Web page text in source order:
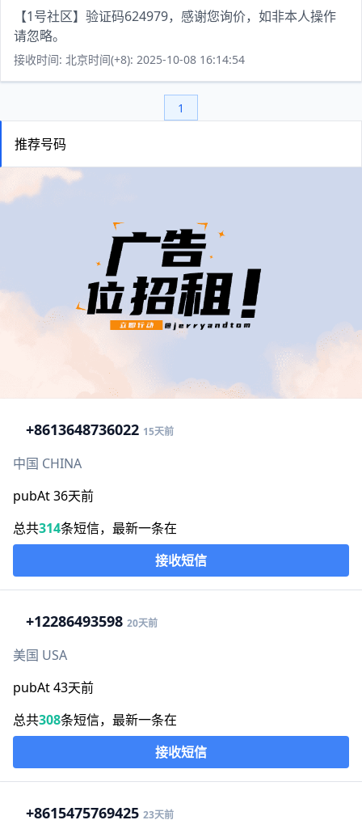
【1号社区】验证码624979，感谢您询价，如非本人操作
请忽略。
接收时间: 北京时间(+8): 2025-10-08 16:14:54
1
推荐号码
+8613648736022 15天前
中国 CHINA
pubAt 36天前
总共314条短信，最新一条在
接收短信
+12286493598 20天前
美国 USA
pubAt 43天前
总共308条短信，最新一条在
接收短信
+8615475769425 23天前